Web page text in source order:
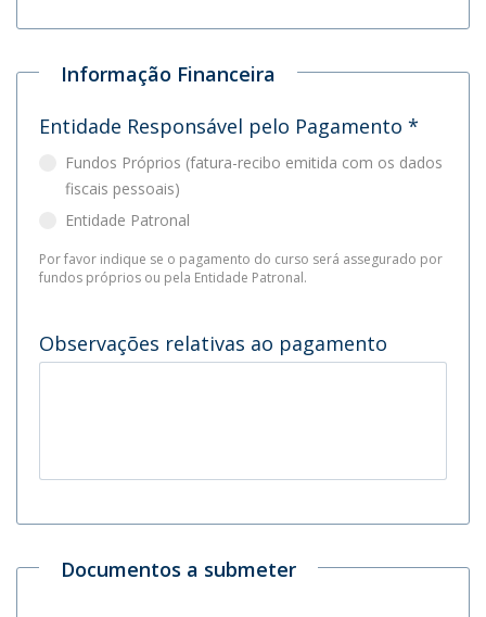
Informação Financeira
Entidade Responsável pelo Pagamento *
Fundos Próprios (fatura-recibo emitida com os dados
fiscais pessoais)
Entidade Patronal
Por favor indique se o pagamento do curso será assegurado por
fundos próprios ou pela Entidade Patronal.
Observações relativas ao pagamento
Documentos a submeter